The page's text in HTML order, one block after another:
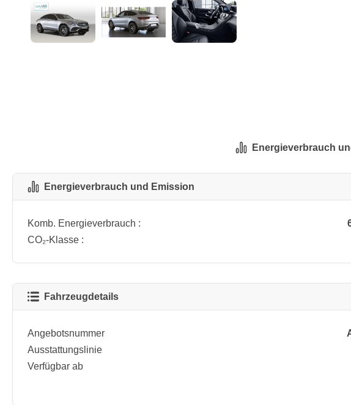
Energieverbrauch
Energieverbrauch und Emission
Komb. Energieverbrauch :
CO₂-Klasse :
Fahrzeugdetails
Angebotsnummer
Ausstattungslinie
Verfügbar ab